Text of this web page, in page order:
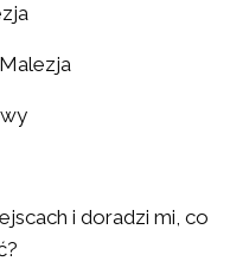
i doradzi mi, co